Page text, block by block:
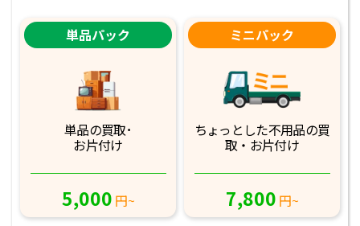
単品パック
単品の買取･
お片付け
5,000 円~
ミニパック
ちょっとした不用品の買
取・お片付け
7,800 円~